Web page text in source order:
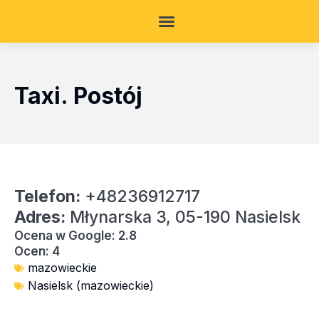
Taxi. Postój
Telefon: +48236912717
Adres: Młynarska 3, 05-190 Nasielsk
Ocena w Google: 2.8
Ocen: 4
mazowieckie
Nasielsk (mazowieckie)